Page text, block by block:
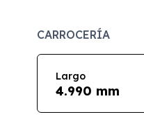
CARROCERÍA
Largo
4.990 mm